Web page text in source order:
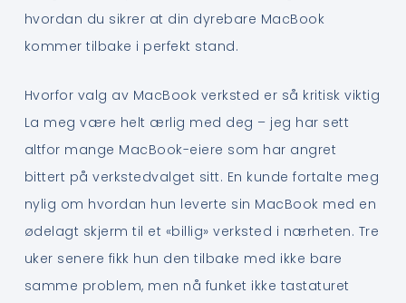
hvordan du sikrer at din dyrebare MacBook
kommer tilbake i perfekt stand.
Hvorfor valg av MacBook verksted er så kritisk viktig
La meg være helt ærlig med deg – jeg har sett
altfor mange MacBook-eiere som har angret
bittert på verkstedvalget sitt. En kunde fortalte meg
nylig om hvordan hun leverte sin MacBook med en
ødelagt skjerm til et «billig» verksted i nærheten. Tre
uker senere fikk hun den tilbake med ikke bare
samme problem, men nå funket ikke tastaturet